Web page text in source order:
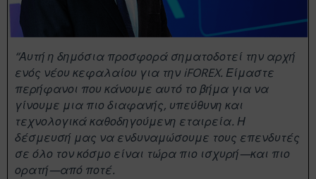
“Αυτή η δημόσια προσφορά σηματοδοτεί την αρχή
ενός νέου κεφαλαίου για την iFOREX. Είμαστε
περήφανοι που κάνουμε αυτό το βήμα για να
γίνουμε μια πιο διαφανής, υπεύθυνη και
τεχνολογικά καθοδηγούμενη εταιρεία. Η
δέσμευσή μας να ενδυναμώσουμε τους επενδυτές
σε όλο τον κόσμο είναι τώρα πιο ισχυρή—και πιο
ορατή—από ποτέ.